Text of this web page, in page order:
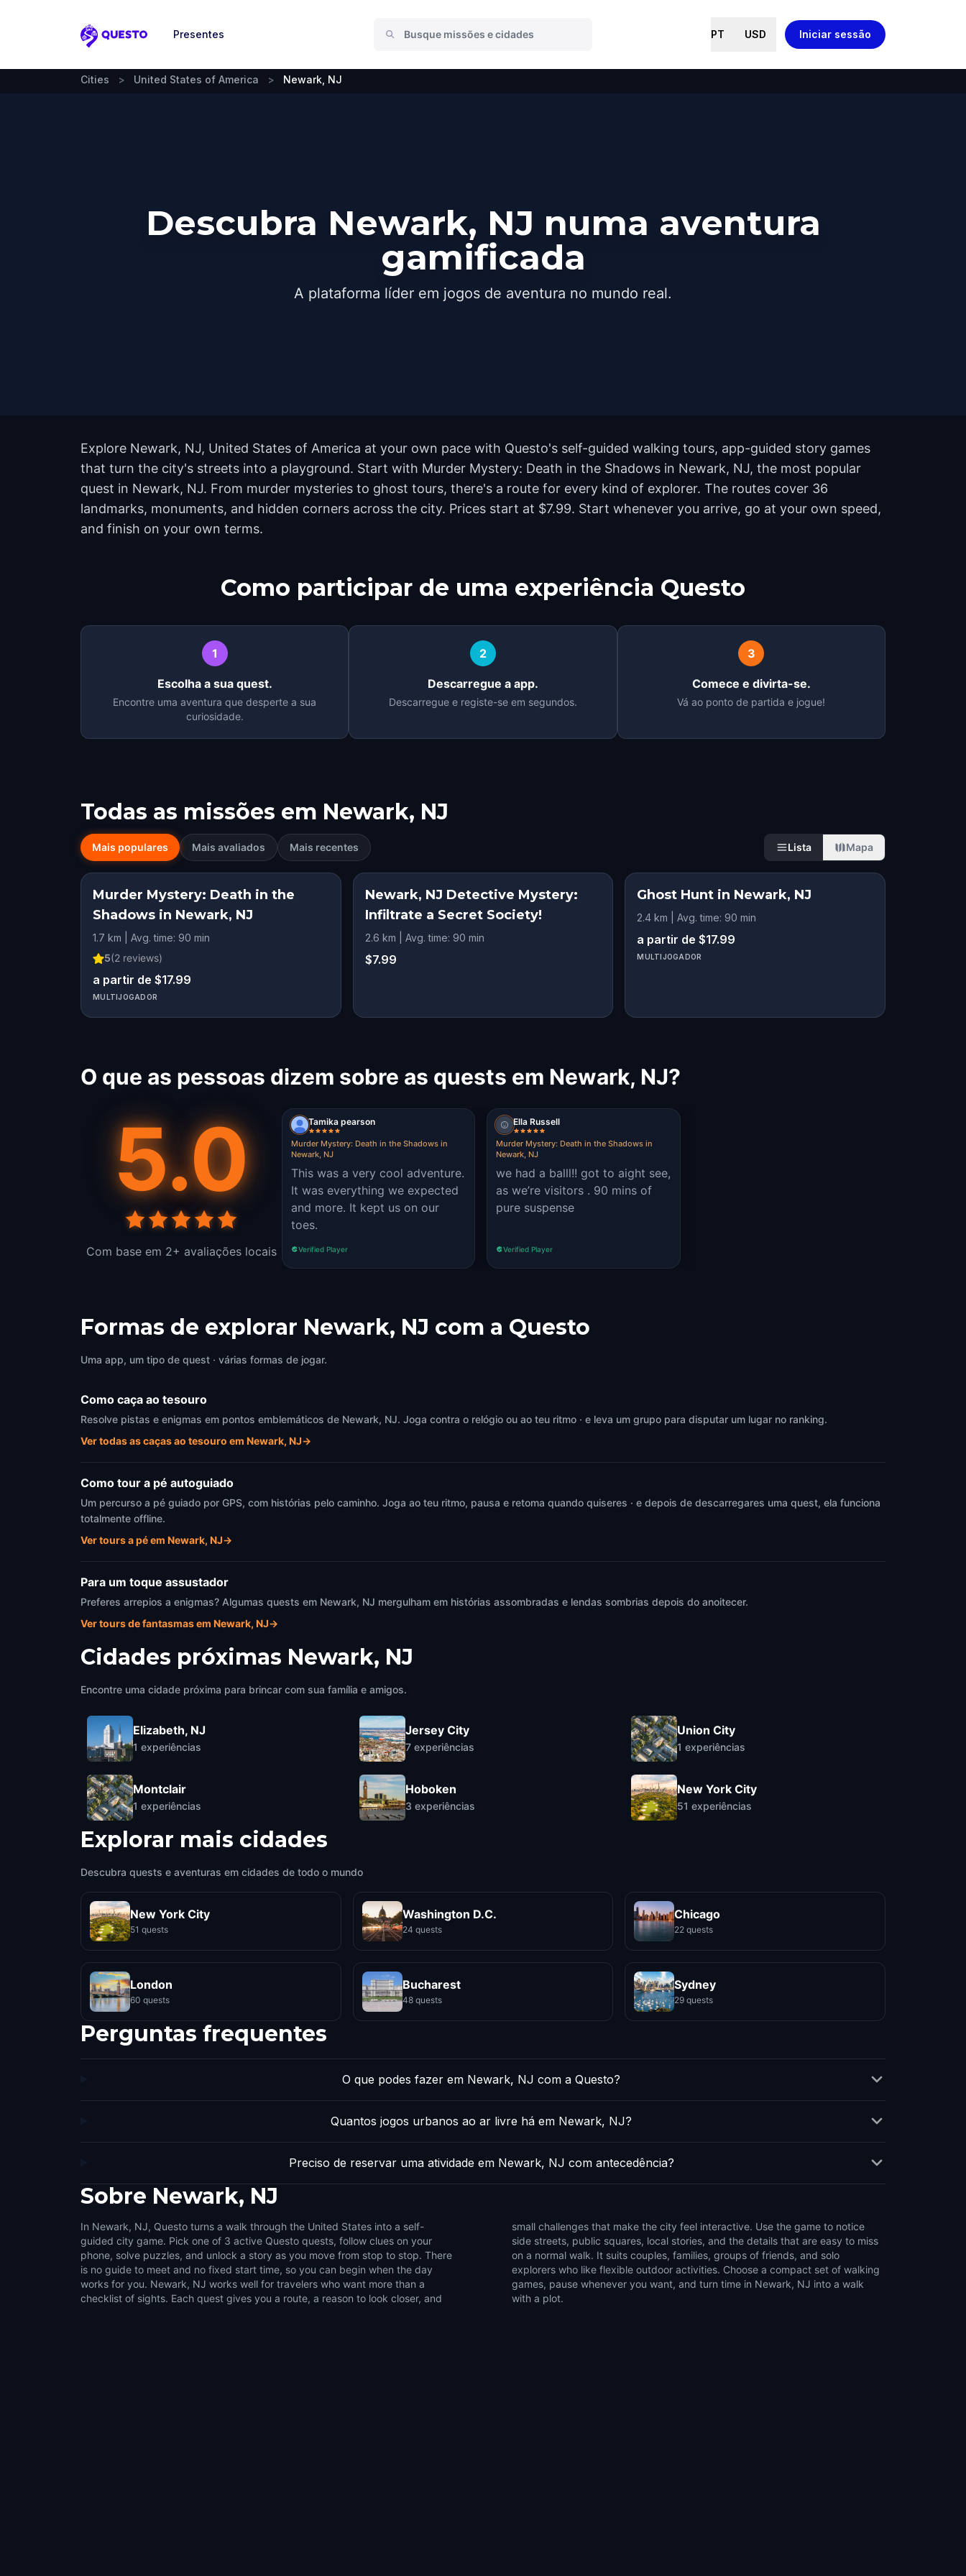
Questo
Presentes PT USD Iniciar sessão
Cities > United States of America > Newark, NJ
Descubra Newark, NJ numa aventura
gamificada
A plataforma líder em jogos de aventura no mundo real.
Explore Newark, NJ, United States of America at your own pace with Questo's self-guided walking tours, app-guided story games
that turn the city's streets into a playground. Start with Murder Mystery: Death in the Shadows in Newark, NJ, the most popular
quest in Newark, NJ. From murder mysteries to ghost tours, there's a route for every kind of explorer. The routes cover 36
landmarks, monuments, and hidden corners across the city. Prices start at $7.99. Start whenever you arrive, go at your own speed,
and finish on your own terms.
Como participar de uma experiência Questo
1
Escolha a sua quest.
Encontre uma aventura que desperte a sua
curiosidade.
2
Descarregue a app.
Descarregue e registe-se em segundos.
3
Comece e divirta-se.
Vá ao ponto de partida e jogue!
Todas as missões em Newark, NJ
Mais populares Mais avaliados Mais recentes Lista Mapa
Murder Mystery: Death in the
Shadows in Newark, NJ
1.7 km | Avg. time: 90 min
5(2 reviews)
a partir de $17.99
MULTIJOGADOR
Newark, NJ Detective Mystery:
Infiltrate a Secret Society!
2.6 km | Avg. time: 90 min
$7.99
Ghost Hunt in Newark, NJ
2.4 km | Avg. time: 90 min
a partir de $17.99
MULTIJOGADOR
O que as pessoas dizem sobre as quests em Newark, NJ?
5.0
Com base em 2+ avaliações locais
Tamika pearson
Murder Mystery: Death in the Shadows in
Newark, NJ
This was a very cool adventure.
It was everything we expected
and more. It kept us on our
toes.
Verified Player
Ella Russell
Murder Mystery: Death in the Shadows in
Newark, NJ
we had a balll!! got to aight see,
as we’re visitors . 90 mins of
pure suspense
Verified Player
Formas de explorar Newark, NJ com a Questo
Uma app, um tipo de quest · várias formas de jogar.
Como caça ao tesouro
Resolve pistas e enigmas em pontos emblemáticos de Newark, NJ. Joga contra o relógio ou ao teu ritmo · e leva um grupo para disputar um lugar no ranking.
Ver todas as caças ao tesouro em Newark, NJ→
Como tour a pé autoguiado
Um percurso a pé guiado por GPS, com histórias pelo caminho. Joga ao teu ritmo, pausa e retoma quando quiseres · e depois de descarregares uma quest, ela funciona
totalmente offline.
Ver tours a pé em Newark, NJ→
Para um toque assustador
Preferes arrepios a enigmas? Algumas quests em Newark, NJ mergulham em histórias assombradas e lendas sombrias depois do anoitecer.
Ver tours de fantasmas em Newark, NJ→
Cidades próximas Newark, NJ
Encontre uma cidade próxima para brincar com sua família e amigos.
Elizabeth, NJ
1 experiências
Montclair
1 experiências
Jersey City
7 experiências
Hoboken
3 experiências
Union City
1 experiências
New York City
51 experiências
Explorar mais cidades
Descubra quests e aventuras em cidades de todo o mundo
New York City
51 quests
Washington D.C.
24 quests
Chicago
22 quests
London
60 quests
Bucharest
48 quests
Sydney
29 quests
Perguntas frequentes
O que podes fazer em Newark, NJ com a Questo?
Quantos jogos urbanos ao ar livre há em Newark, NJ?
Preciso de reservar uma atividade em Newark, NJ com antecedência?
Sobre Newark, NJ
In Newark, NJ, Questo turns a walk through the United States into a self-
guided city game. Pick one of 3 active Questo quests, follow clues on your
phone, solve puzzles, and unlock a story as you move from stop to stop. There
is no guide to meet and no fixed start time, so you can begin when the day
works for you. Newark, NJ works well for travelers who want more than a
checklist of sights. Each quest gives you a route, a reason to look closer, and
small challenges that make the city feel interactive. Use the game to notice
side streets, public squares, local stories, and the details that are easy to miss
on a normal walk. It suits couples, families, groups of friends, and solo
explorers who like flexible outdoor activities. Choose a compact set of walking
games, pause whenever you want, and turn time in Newark, NJ into a walk
with a plot.